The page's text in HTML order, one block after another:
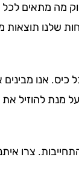
מה מתאים
שלנו תוצאות
כיס. אנו
מנת להוזיל את
צרו איתנו